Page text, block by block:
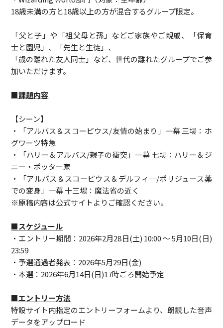
18歳未満の方と18歳以上の方が混合するグループ限定。
「父と子」や「祖父母と孫」などご家族やご親戚、「保育
士と園児」、「先生と生徒」、
「歳の離れた友人同士」など、世代の離れたグループでご参
加いただけます。
■課題内容
【シーン】
・「アルバス＆スコーピウス/友情の始まり」一幕 三場：ホ
グワーツ特急
・「ハリー＆アルバス/親子の衝突」一幕 七場：ハリー＆ジ
ニー・ポッター家
・「アルバス＆スコーピウス＆デルフィ―/ポリジュース薬
での変身」一幕 十三場：魔法省の近く
※原稿内容は公式サイトよりご確認ください。
■スケジュール
・エントリー期間：2026年2月28日(土) 10:00 ～ 5月10日(日)
23:59
・予選通過者発表：2026年5月29日(金)
・本選：2026年6月14日(日)17時ごろ開始予定
■エントリー方法
特設サイト内指定のエントリーフォームより、朗読した音声
データをアップロード